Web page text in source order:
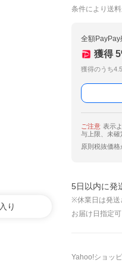
り
条件により送
全額
獲得 5
獲得のうち
ご注意 表示
与上限、未確
原則税抜価格
5日以内に発
※休業日は発送
お届け日指定可
Yahoo!ショッ